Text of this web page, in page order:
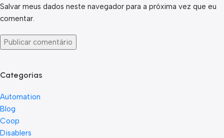
Salvar meus dados neste navegador para a próxima vez que eu
comentar.
Categorias
Automation
Blog
Coop
Disablers